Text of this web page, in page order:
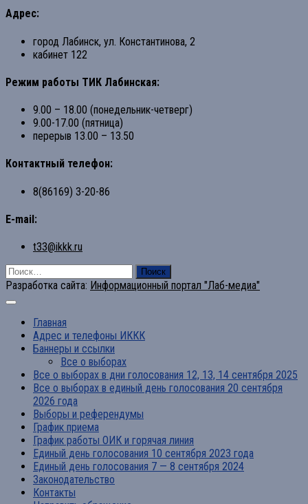
Адрес:
город Лабинск, ул. Константинова, 2
кабинет 122
Режим работы ТИК Лабинская:
9.00 – 18.00 (понедельник-четверг)
9.00-17.00 (пятница)
перерыв 13.00 – 13.50
Контактный телефон:
8(86169) 3-20-86
E-mail:
t33@ikkk.ru
Найти:
Разработка сайта: Информационный портал "Лаб-медиа"
Главная
Адрес и телефоны ИККК
Баннеры и ссылки
Все о выборах
Все о выборах в дни голосования 12, 13, 14 сентября 2025
Все о выборах в единый день голосования 20 сентября
2026 года
Выборы и референдумы
График приема
График работы ОИК и горячая линия
Единый день голосования 10 сентября 2023 года
Единый день голосования 7 — 8 сентября 2024
Законодательство
Контакты